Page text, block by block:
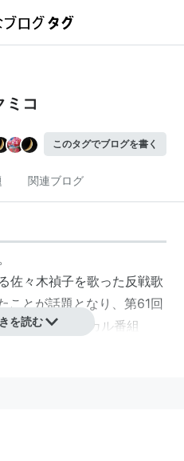
ミコ
このタグでブログを書く
関連ブログ
佐々木禎子を歌った反戦歌
ことが話題となり、第61回
岡放送のローカル番組
を読む